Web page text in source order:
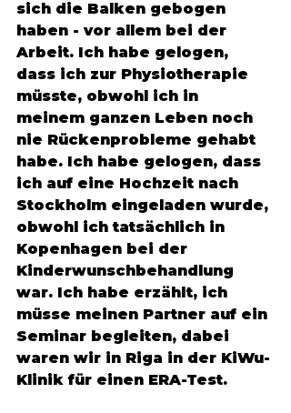
sich die Balken gebogen
haben - vor allem bei der
Arbeit. Ich habe gelogen,
dass ich zur Physiotherapie
müsste, obwohl ich in
meinem ganzen Leben noch
nie Rückenprobleme gehabt
habe. Ich habe gelogen, dass
ich auf eine Hochzeit nach
Stockholm eingeladen wurde,
obwohl ich tatsächlich in
Kopenhagen bei der
Kinderwunschbehandlung
war. Ich habe erzählt, ich
müsse meinen Partner auf ein
Seminar begleiten, dabei
waren wir in Riga in der KiWu-
Klinik für einen ERA-Test.